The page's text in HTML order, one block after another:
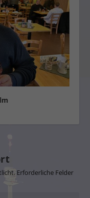
Erforderliche Felder